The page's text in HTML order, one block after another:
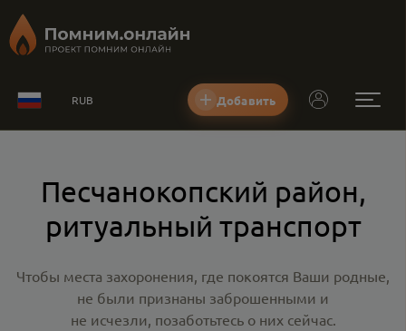
RUB Добавить
Песчанокопский район,
ритуальный транспорт
Чтобы места захоронения, где покоятся Ваши родные,
не были признаны заброшенными и
не исчезли, позаботьтесь о них сейчас.